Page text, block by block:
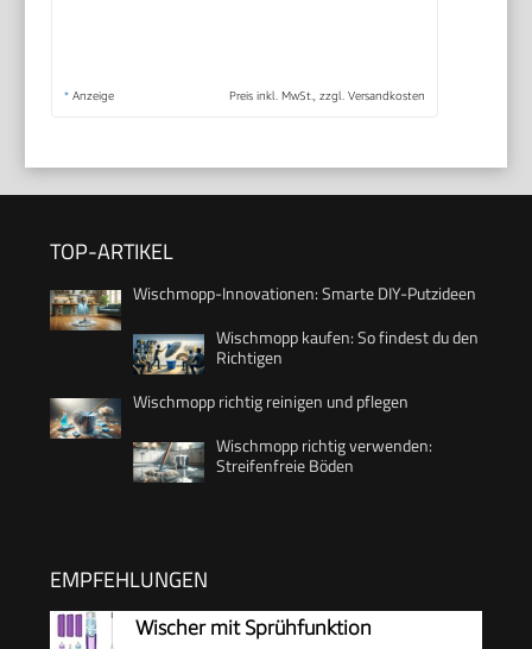
* Anzeige Preis inkl. MwSt., zzgl. Versandkosten
TOP-ARTIKEL
Wischmopp-Innovationen: Smarte DIY-Putzideen
Wischmopp kaufen: So findest du den
Richtigen
Wischmopp richtig reinigen und pflegen
Wischmopp richtig verwenden:
Streifenfreie Böden
EMPFEHLUNGEN
Wischer mit Sprühfunktion